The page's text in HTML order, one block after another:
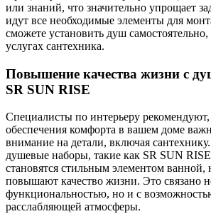
или знаний, что значительно упрощает
идут все необходимые элементы для
сможете установить душ
услугах сантехника.
Повышение качества жизни с
SR SUN RISE
Специалисты по интерьеру рекомендуют,
обеспечения комфорта в вашем доме
внимание на детали, включая
душевые наборы, такие как SR SUN
становятся стильным элементом ванной,
повышают качество жизни. Это связано
функциональностью, но и с
расслабляющей атмосферы.